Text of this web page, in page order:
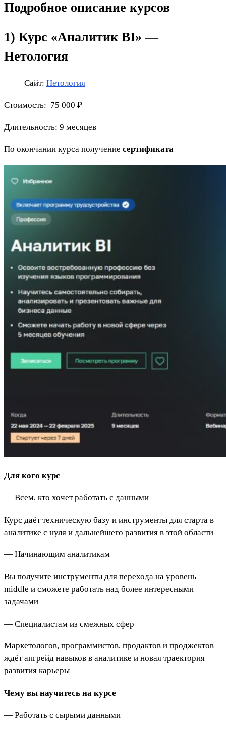
Подробное описание курсов
1) Курс «Аналитик BI» —
Нетология
Сайт: Нетология
Стоимость: 75 000 ₽
Длительность: 9 месяцев
По окончании курса получение сертификата
Для кого курс
— Всем, кто хочет работать с данными
Курс даёт техническую базу и инструменты для старта в
аналитике с нуля и дальнейшего развития в этой области
— Начинающим аналитикам
Вы получите инструменты для перехода на уровень
middle и сможете работать над более интересными
задачами
— Специалистам из смежных сфер
Маркетологов, программистов, продактов и проджектов
ждёт апгрейд навыков в аналитике и новая траектория
развития карьеры
Чему вы научитесь на курсе
— Работать с сырыми данными